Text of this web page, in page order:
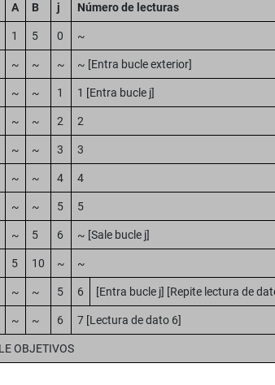
A B j Número de lecturas
1 5 0 ~
~ ~ ~ ~ [Entra bucle exterior]
~ ~ 1 1 [Entra bucle j]
~ ~ 2 2
~ ~ 3 3
~ ~ 4 4
~ ~ 5 5
~ 5 6 ~ [Sale bucle j]
5 10 ~ ~
~ ~ 5 6 [Entra bucle j] [Repite lectura de
~ ~ 6 7 [Lectura de dato 6]
OBJETIVOS